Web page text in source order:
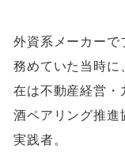
外資系メーカーで
務めていた当時
在は不動産経営・
酒ペアリング推進
実践者。